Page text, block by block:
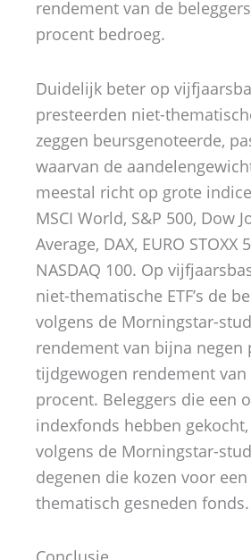
rendement van de
procent bedroeg.
Duidelijk beter op
presteerden niet-
zeggen beursgenoteerde,
waarvan de
meestal richt op grote
MSCI World, S&P 500, Dow
Average, DAX, EURO STOXX
NASDAQ 100. Op
niet-thematische ETF’s de
volgens de Morningstar-
rendement van bijna negen
tijdgewogen rendement
procent. Beleggers die een
indexfonds hebben
volgens de Morningstar-
degenen die kozen voor
thematisch gesneden fonds.